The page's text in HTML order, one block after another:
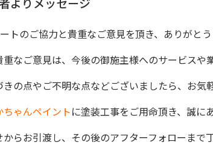
トのご協力と貴重なご意見を頂き、ありがとう
なご意見は、今後の御施主様へのサービスや
きの点やご不明な点などございましたら、お気
ちゃんペイントに塗装工事をご用命頂き、誠に
からお引渡し、その後のアフターフォローまで